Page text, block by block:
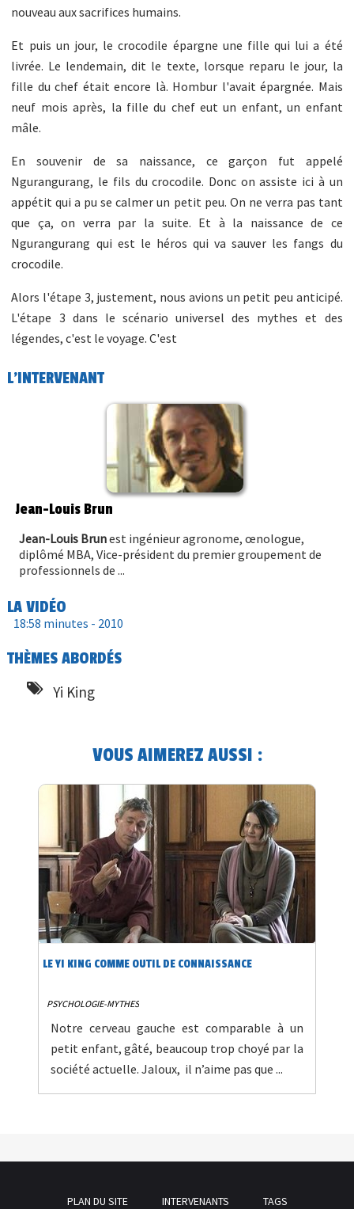
nouveau aux sacrifices humains.
Et puis un jour, le crocodile épargne une fille qui lui a été
livrée. Le lendemain, dit le texte, lorsque reparu le jour, la
fille du chef était encore là. Hombur l'avait épargnée. Mais
neuf mois après, la fille du chef eut un enfant, un enfant
mâle.
En souvenir de sa naissance, ce garçon fut appelé
Ngurangurang, le fils du crocodile. Donc on assiste ici à un
appétit qui a pu se calmer un petit peu. On ne verra pas tant
que ça, on verra par la suite. Et à la naissance de ce
Ngurangurang qui est le héros qui va sauver les fangs du
crocodile.
Alors l'étape 3, justement, nous avions un petit peu anticipé.
L'étape 3 dans le scénario universel des mythes et des
légendes, c'est le voyage. C'est
L'INTERVENANT
Jean-Louis Brun
Jean-Louis Brunest ingénieur agronome, œnologue,
diplômé MBA, Vice-président du premier groupement de
professionnels de ...
LA VIDÉO
18:58 minutes - 2010
THÈMES ABORDÉS
Yi King
VOUS AIMEREZ AUSSI :
LE YI KING COMME OUTIL DE CONNAISSANCE
PSYCHOLOGIE-MYTHES
Notre cerveau gauche est comparable à un
petit enfant, gâté, beaucoup trop choyé par la
société actuelle. Jaloux, il n’aime pas que ...
PLAN DU SITE INTERVENANTS TAGS